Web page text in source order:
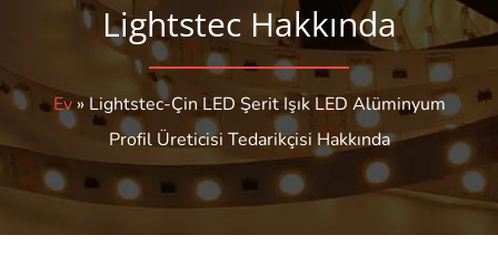
Lightstec Hakkında
Ev»Lightstec-Çin LED Şerit Işık LED Alüminyum
Profil Üreticisi Tedarikçisi Hakkında